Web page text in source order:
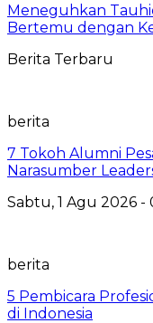
Meneguhkan
Bertemu dengan
Berita Terbaru
berita
7 Tokoh Alumni
Narasumber
Sabtu, 1 Agu 2026 -
berita
5 Pembicara
di Indonesia